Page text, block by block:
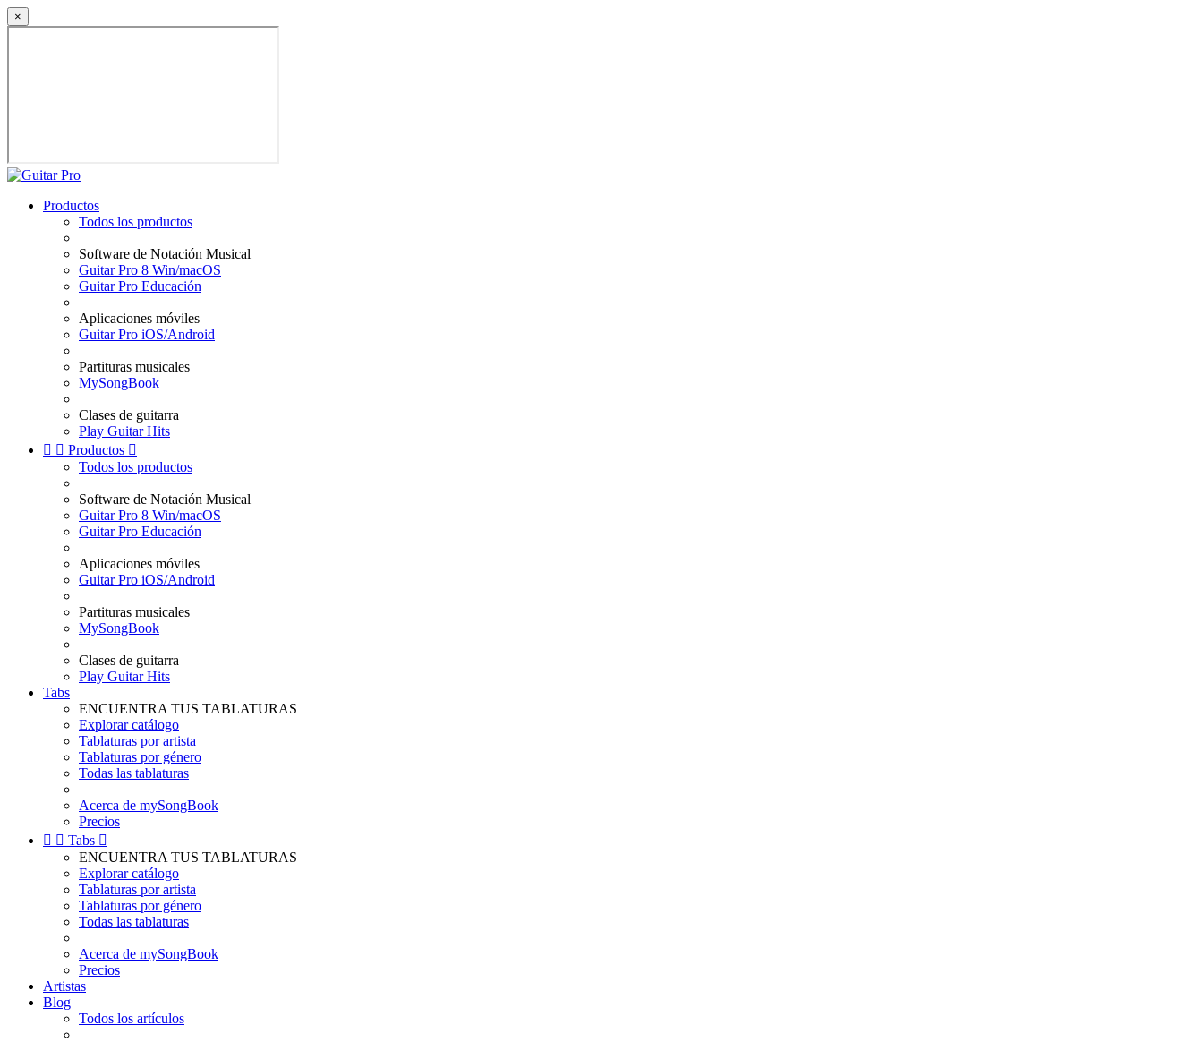
×
Productos
Todos los productos
Software de Notación Musical
Guitar Pro 8 Win/macOS
Guitar Pro Educación
Aplicaciones móviles
Guitar Pro iOS/Android
Partituras musicales
MySongBook
Clases de guitarra
Play Guitar Hits
  Productos 
Todos los productos
Software de Notación Musical
Guitar Pro 8 Win/macOS
Guitar Pro Educación
Aplicaciones móviles
Guitar Pro iOS/Android
Partituras musicales
MySongBook
Clases de guitarra
Play Guitar Hits
Tabs
ENCUENTRA TUS TABLATURAS
Explorar catálogo
Tablaturas por artista
Tablaturas por género
Todas las tablaturas
Acerca de mySongBook
Precios
  Tabs 
ENCUENTRA TUS TABLATURAS
Explorar catálogo
Tablaturas por artista
Tablaturas por género
Todas las tablaturas
Acerca de mySongBook
Precios
Artistas
Blog
Todos los artículos